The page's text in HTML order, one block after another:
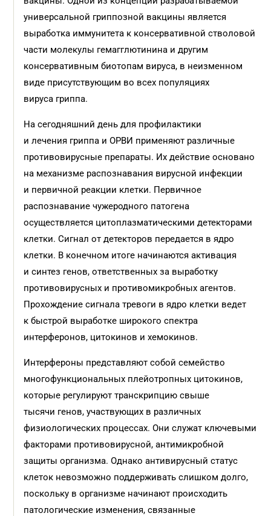
универсальной гриппозной вакцины является
выработка иммунитета к консервативной стволовой
части молекулы гема­г­глютинина и другим
консервативным биотопам вируса, в неизменном
виде присутствующим во всех популяциях
вируса гриппа.
На сегодняшний день для профилактики
и лечения гриппа и ОРВИ применяют различные
противовирусные препараты. Их действие основано
на механизме распознавания вирусной инфекции
и первичной реакции клетки. Первичное
распознавание чужеродного патогена
осуществляется цитоплазматическими детекторами
клетки. Сигнал от детекторов передается в ядро
клетки. В конечном итоге начинаются активация
и синтез генов, ответственных за выработку
противовирусных и противомикробных агентов.
Прохождение сигнала тревоги в ядро клетки ведет
к быстрой выработке широкого спектра
интерферонов, цитокинов и хемокинов.
Интерфероны представляют собой семейство
многофункциональных плейотропных цитокинов,
которые регулируют транскрипцию свыше
тысячи генов, участвующих в различных
физиологических процессах. Они служат ключевыми
факторами противовирусной, антимикробной
защиты организма. Однако антивирусный статус
клеток невозможно поддерживать слишком долго,
поскольку в организме начинают происходить
патологические изменения, связанные